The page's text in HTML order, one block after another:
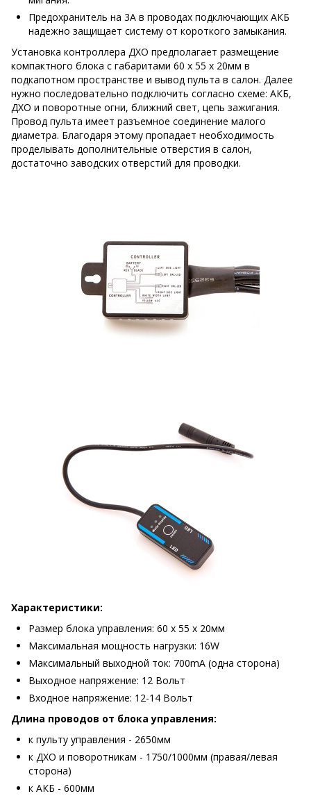
Предохранитель на 3А в проводах подключающих АКБ
надежно защищает систему от короткого замыкания.
Установка контроллера ДХО предполагает размещение
компактного блока с габаритами 60 x 55 x 20мм в
подкапотном пространстве и вывод пульта в салон. Далее
нужно последовательно подключить согласно схеме: АКБ,
ДХО и поворотные огни, ближний свет, цепь зажигания.
Провод пульта имеет разъемное соединение малого
диаметра. Благодаря этому пропадает необходимость
проделывать дополнительные отверстия в салон,
достаточно заводских отверстий для проводки.
Характеристики:
Размер блока управления: 60 x 55 x 20мм
Максимальная мощность нагрузки: 16W
Максимальный выходной ток: 700mA (одна сторона)
Выходное напряжение: 12 Вольт
Входное напряжение: 12-14 Вольт
Длина проводов от блока управления:
к пульту управления - 2650мм
к ДХО и поворотникам - 1750/1000мм (правая/левая
сторона)
к АКБ - 600мм